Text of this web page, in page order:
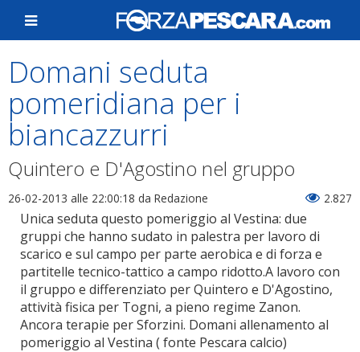
Domani seduta
pomeridiana per i
biancazzurri
Quintero e D'Agostino nel gruppo
26-02-2013 alle 22:00:18 da Redazione 2.827
Unica seduta questo pomeriggio al Vestina: due
gruppi che hanno sudato in palestra per lavoro di
scarico e sul campo per parte aerobica e di forza e
partitelle tecnico-tattico a campo ridotto.A lavoro con
il gruppo e differenziato per Quintero e D'Agostino,
attività fisica per Togni, a pieno regime Zanon.
Ancora terapie per Sforzini. Domani allenamento al
pomeriggio al Vestina ( fonte Pescara calcio)